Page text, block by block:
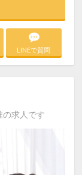
LINEで質問
求人です